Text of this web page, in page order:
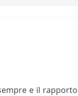
e il rapporto